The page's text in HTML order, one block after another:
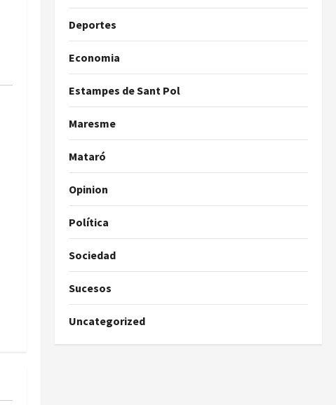
Deportes
Economia
Estampes de Sant Pol
Maresme
Mataró
Opinion
Política
Sociedad
Sucesos
Uncategorized